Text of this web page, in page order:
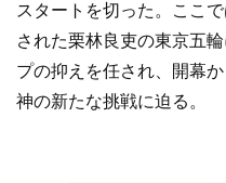
スタートを切った。ここ
された栗林良吏の東京五
プの抑えを任され、開幕
神の新たな挑戦に迫る。